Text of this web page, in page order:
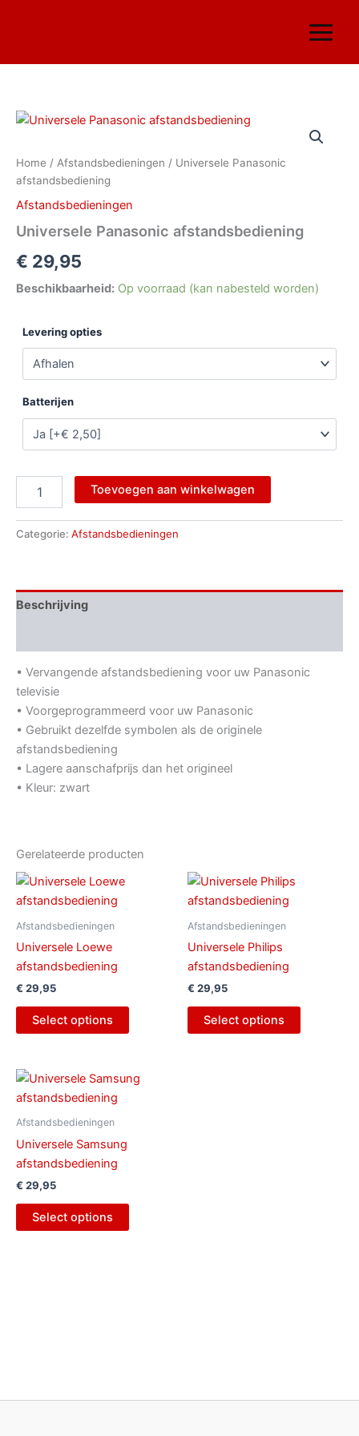
inhoud
Home / Afstandsbedieningen / Universele Panasonic
afstandsbediening
Afstandsbedieningen
Universele Panasonic afstandsbediening
€ 29,95
Beschikbaarheid: Op voorraad (kan nabesteld worden)
Levering opties
Batterijen
Universele
aantal
Toevoegen aan winkelwagen
Categorie: Afstandsbedieningen
Beschrijving
• Vervangende afstandsbediening voor uw Panasonic
televisie
• Voorgeprogrammeerd voor uw Panasonic
• Gebruikt dezelfde symbolen als de originele
afstandsbediening
• Lagere aanschafprijs dan het origineel
• Kleur: zwart
Gerelateerde producten
Afstandsbedieningen
Universele Loewe
afstandsbediening
€ 29,95
Select options
Afstandsbedieningen
Universele Philips
afstandsbediening
€ 29,95
Select options
Afstandsbedieningen
Universele Samsung
afstandsbediening
€ 29,95
Select options